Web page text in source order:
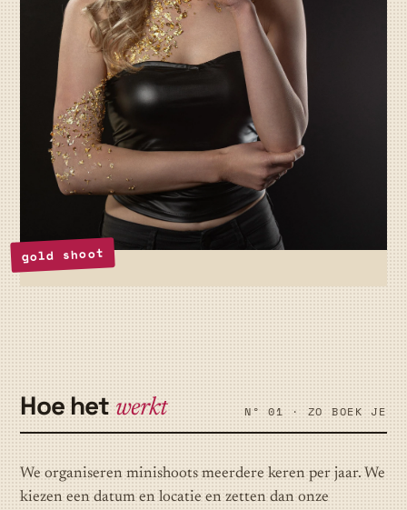
gold shoot
Hoe het werkt Nº 01 · ZO BOEK JE
We organiseren minishoots meerdere keren per jaar. We
kiezen een datum en locatie en zetten dan onze